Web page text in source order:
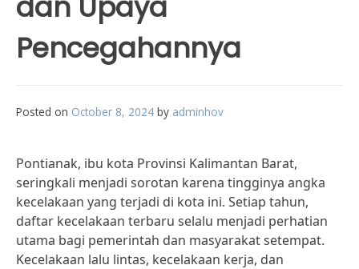
Pencegahannya
Posted on October 8, 2024 by adminhov
Pontianak, ibu kota Provinsi Kalimantan Barat,
seringkali menjadi sorotan karena tingginya angka
kecelakaan yang terjadi di kota ini. Setiap tahun,
daftar kecelakaan terbaru selalu menjadi perhatian
utama bagi pemerintah dan masyarakat setempat.
Kecelakaan lalu lintas, kecelakaan kerja, dan